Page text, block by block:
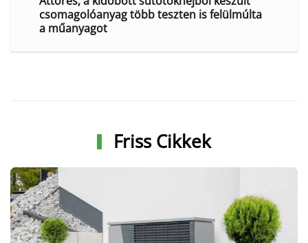
csomagolóanyag több teszten is felülmúlta
a műanyagot
Friss Cikkek